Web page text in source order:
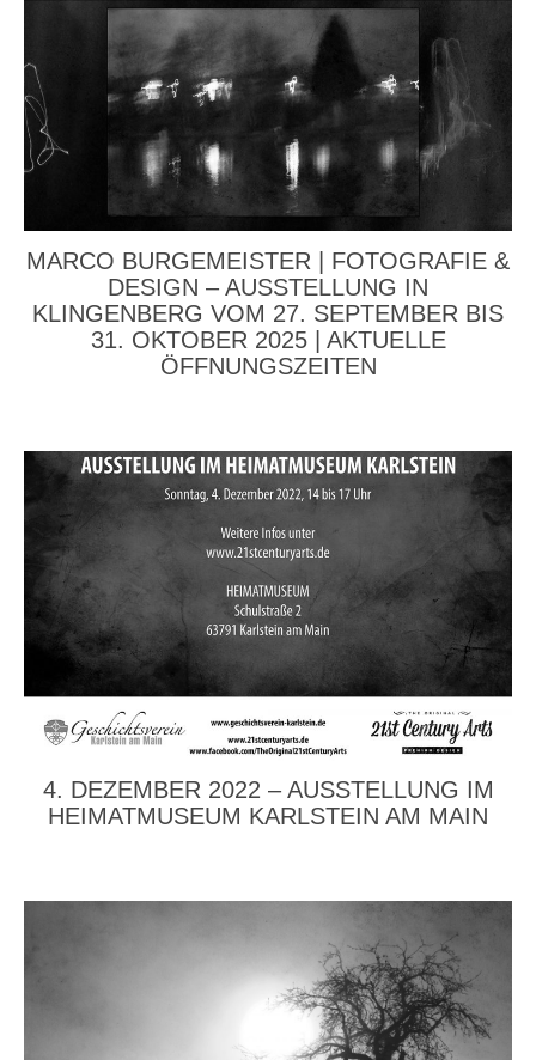
MARCO BURGEMEISTER | FOTOGRAFIE &
DESIGN – AUSSTELLUNG IN
KLINGENBERG VOM 27. SEPTEMBER BIS
31. OKTOBER 2025 | AKTUELLE
ÖFFNUNGSZEITEN
4. DEZEMBER 2022 – AUSSTELLUNG IM
HEIMATMUSEUM KARLSTEIN AM MAIN